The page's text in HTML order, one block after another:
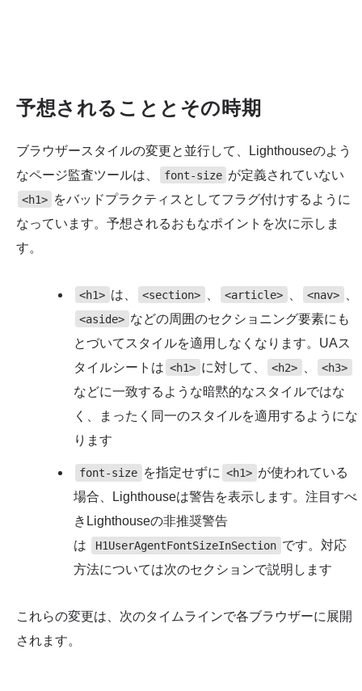
予想されることとその時期
ブラウザースタイルの変更と並行して、Lighthouseのよう
なページ監査ツールは、
font-size が定義されていない
<h1> をバッドプラクティスとしてフラグ付けするように
なっています。予想されるおもなポイントを次に示しま
す。
<h1> は、 <section> <article> <nav>
<aside> などの周囲のセクショニング要素にも
とづいてスタイルを適用しなくなります。UAス
タイルシートは <h1> に対して、 <h2> <h3>
などに一致するような暗黙的なスタイルではな
く、まったく同一のスタイルを適用するようにな
ります
font-size を指定せずに <h1> が使われている
場合、Lighthouseは警告を表示します。注目すべ
きLighthouseの非推奨警告
は
H1UserAgentFontSizeInSection です。対応
方法については次のセクションで説明します
これらの変更は、次のタイムラインで各ブラウザーに展開
されます。